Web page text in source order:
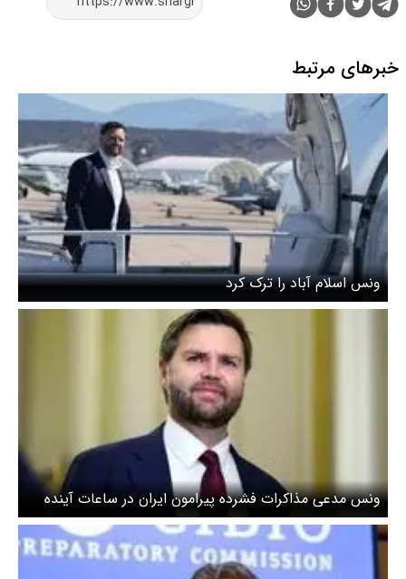
خبرهای مرتبط
ونس اسلام آباد را ترک کرد
ونس مدعی مذاکرات فشرده پیرامون ایران در ساعات آینده
شد